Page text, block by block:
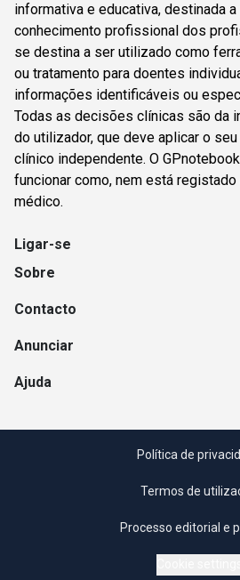
informativa e educativa, destinada
conhecimento profissional dos
se destina a ser utilizado como
ou tratamento para doentes
informações identificáveis ou
Todas as decisões clínicas são da
do utilizador, que deve aplicar o
clínico independente. O
funcionar como, nem está
médico.
Ligar-se
Sobre
Contacto
Anunciar
Ajuda
Política de
Termos de
Processo editorial e